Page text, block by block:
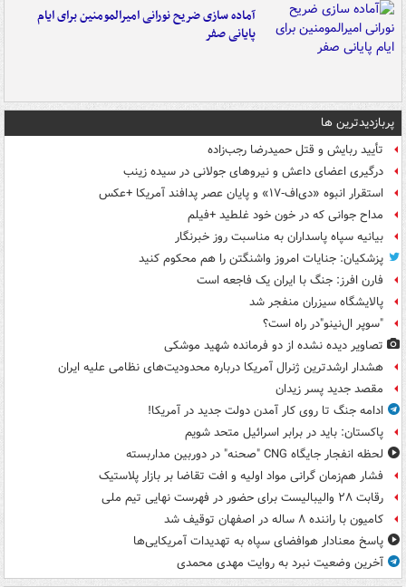
آماده سازی ضریح نورانی امیرالمومنین برای ایام
پایانی صفر
پربازدیدترین ها
تأیید ربایش و قتل حمیدرضا رجب‌زاده
درگیری اعضای داعش و نیروهای جولانی در سیده زینب
استقرار انبوه «دی‌اف‑۱۷» و پایان عصر پدافند آمریکا +عکس
مداح جوانی که در خون خود غلطید +فیلم
بیانیه سپاه پاسداران به مناسبت روز خبرنگار
پزشکیان: جنایات امروز واشنگتن را هم محکوم کنید
فارن افرز: جنگ با ایران یک فاجعه است
پالایشگاه سیزران منفجر شد
"سوپر ال‌نینو"در راه است؟
تصاویر دیده‌ نشده از دو فرمانده شهید موشکی
هشدار ارشدترین ژنرال آمریکا درباره محدودیت‌های نظامی علیه ایران
مقصد جدید پسر زیدان
ادامه جنگ تا روی کار آمدن دولت جدید در آمریکا!
پاکستان: باید در برابر اسرائیل متحد شویم
لحظه انفجار جایگاه CNG "صحنه" در دوربین مداربسته
فشار هم‌زمان گرانی مواد اولیه و افت تقاضا بر بازار پلاستیک
رقابت ۲۸ والیبالیست برای حضور در فهرست نهایی تیم ملی
کامیون با راننده ۸ ساله در اصفهان توقیف شد
پاسخ معنادار هوافضای سپاه به تهدیدات آمریکایی‌ها
آخرین وضعیت نبرد به روایت مهدی محمدی